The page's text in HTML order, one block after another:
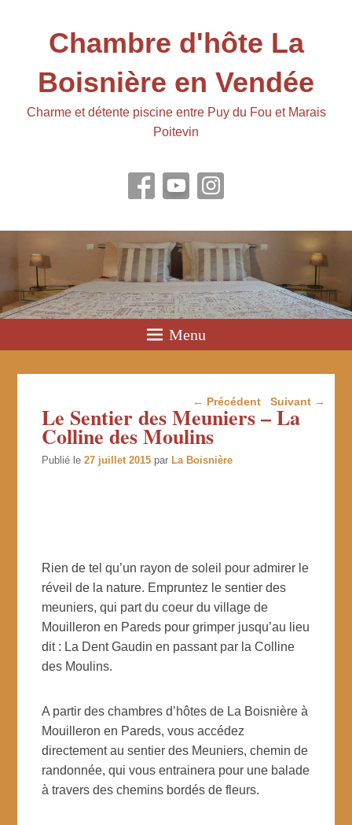
Chambre d'hôte La
Boisnière en Vendée
Charme et détente piscine entre Puy du Fou et Marais
Poitevin
Menu
Navigation dans les
articles
← Précédent Suivant →
Le Sentier des Meuniers – La
Colline des Moulins
Publié le27 juillet 2015 parLa Boisnière
Rien de tel qu’un rayon de soleil pour admirer le
réveil de la nature. Empruntez le sentier des
meuniers, qui part du coeur du village de
Mouilleron en Pareds pour grimper jusqu’au lieu
dit : La Dent Gaudin en passant par la Colline
des Moulins.
A partir des chambres d’hôtes de La Boisnière à
Mouilleron en Pareds, vous accédez
directement au sentier des Meuniers, chemin de
randonnée, qui vous entrainera pour une balade
à travers des chemins bordés de fleurs.